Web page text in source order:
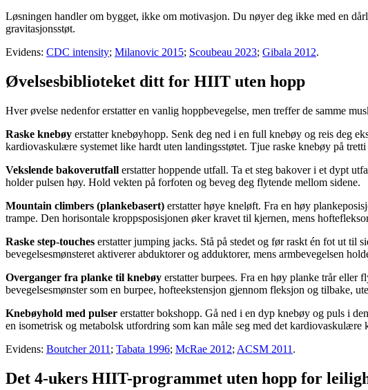
Løsningen handler om bygget, ikke om motivasjon. Du nøyer deg ikke med en
gravitasjonsstøt.
Evidens: CDC intensity; Milanovic 2015; Scoubeau 2023; Gibala 2012.
Øvelsesbiblioteket ditt for HIIT uten hopp
Hver øvelse nedenfor erstatter en vanlig hoppbevegelse, men treffer de samme
Raske knebøy erstatter knebøyhopp. Senk deg ned i en full knebøy og reis deg
kardiovaskulære systemet like hardt uten landingsstøtet. Tjue raske knebøy på
Vekslende bakoverutfall erstatter hoppende utfall. Ta et steg bakover i et dypt
holder pulsen høy. Hold vekten på forfoten og beveg deg flytende mellom sidene.
Mountain climbers (plankebasert) erstatter høye kneløft. Fra en høy
trampe. Den horisontale kroppsposisjonen øker kravet til kjernen, mens
Raske step-touches erstatter jumping jacks. Stå på stedet og før raskt én fot ut til
bevegelsesmønsteret aktiverer abduktorer og adduktorer, mens armbevegelsen
Overganger fra planke til knebøy erstatter burpees. Fra en høy planke trår eller
bevegelsesmønster som en burpee, hofteekstensjon gjennom fleksjon og tilbake,
Knebøyhold med pulser erstatter bokshopp. Gå ned i en dyp knebøy og puls i
en isometrisk og metabolsk utfordring som kan måle seg med det
Evidens: Boutcher 2011 ; Tabata 1996; McRae 2012; ACSM 2011 .
Det 4-ukers HIIT-programmet uten hopp for